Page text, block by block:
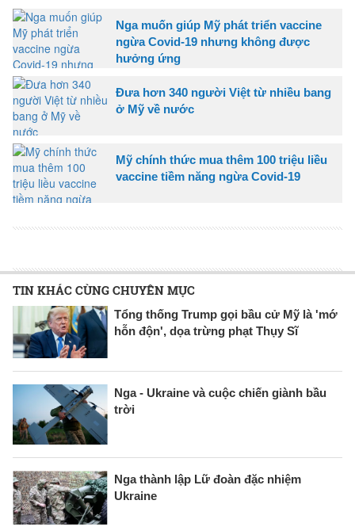
Nga muốn giúp Mỹ phát triển vaccine
ngừa Covid-19 nhưng không được
hưởng ứng
Đưa hơn 340 người Việt từ nhiều bang
ở Mỹ về nước
Mỹ chính thức mua thêm 100 triệu liều
vaccine tiềm năng ngừa Covid-19
TIN KHÁC CÙNG CHUYÊN MỤC
Tổng thống Trump gọi bầu cử Mỹ là 'mớ
hỗn độn', dọa trừng phạt Thụy Sĩ
Nga - Ukraine và cuộc chiến giành bầu
trời
Nga thành lập Lữ đoàn đặc nhiệm
Ukraine